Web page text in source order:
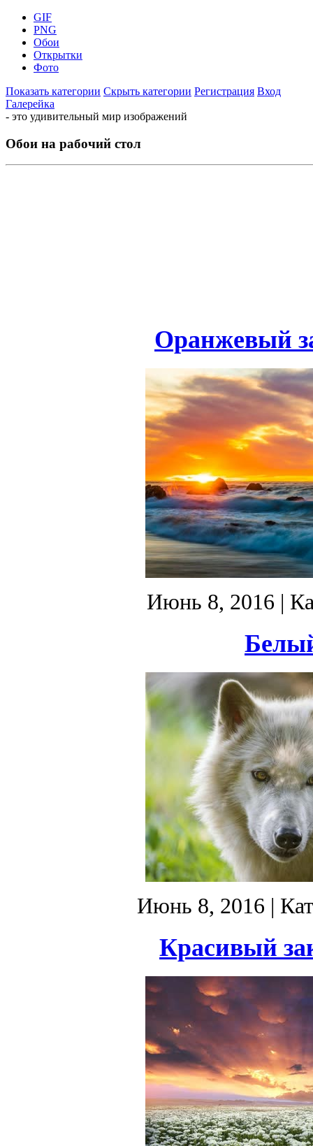
GIF
PNG
Обои
Открытки
Фото
Показать категории Скрыть категории Регистрация Вход
Галерейка
- это удивительный мир изображений
Обои на рабочий стол
Оранжевый
Июнь 8, 2016 |
Июнь 8, 2016 |
Красивый